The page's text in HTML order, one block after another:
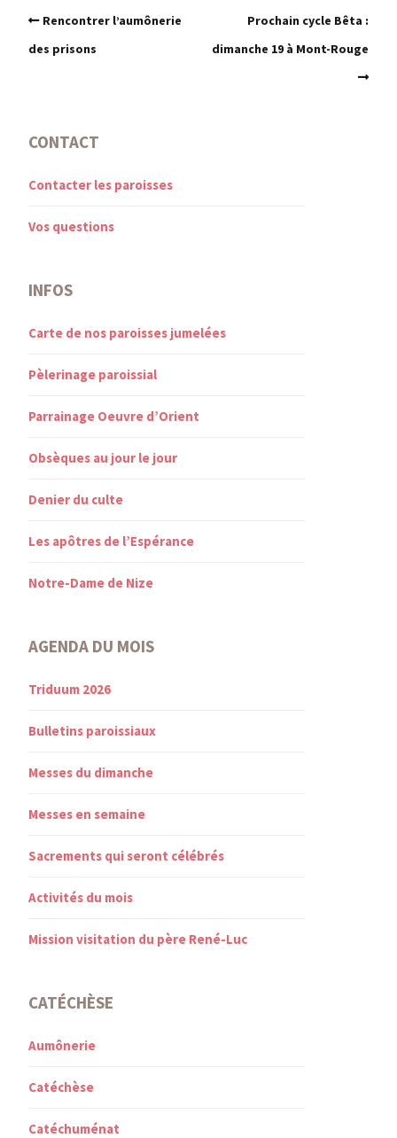
Rencontrer l’aumônerie
des prisons
Prochain cycle Bêta :
dimanche 19 à Mont-Rouge
CONTACT
Contacter les paroisses
Vos questions
INFOS
Carte de nos paroisses jumelées
Pèlerinage paroissial
Parrainage Oeuvre d’Orient
Obsèques au jour le jour
Denier du culte
Les apôtres de l’Espérance
Notre-Dame de Nize
AGENDA DU MOIS
Triduum 2026
Bulletins paroissiaux
Messes du dimanche
Messes en semaine
Sacrements qui seront célébrés
Activités du mois
Mission visitation du père René-Luc
CATÉCHÈSE
Aumônerie
Catéchèse
Catéchuménat